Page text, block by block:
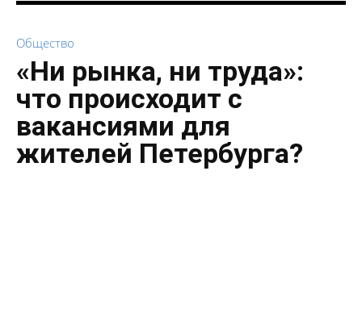
Общество
«Ни рынка, ни труда»:
что происходит с
вакансиями для
жителей Петербурга?